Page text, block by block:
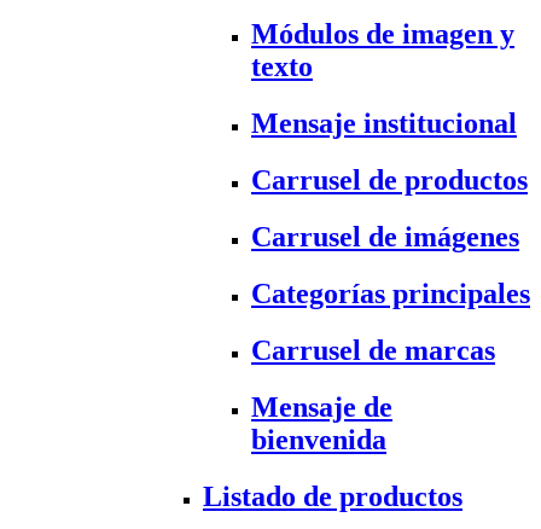
Módulos de imagen y
texto
Mensaje institucional
Carrusel de productos
Carrusel de imágenes
Categorías principales
Carrusel de marcas
Mensaje de
bienvenida
Listado de productos